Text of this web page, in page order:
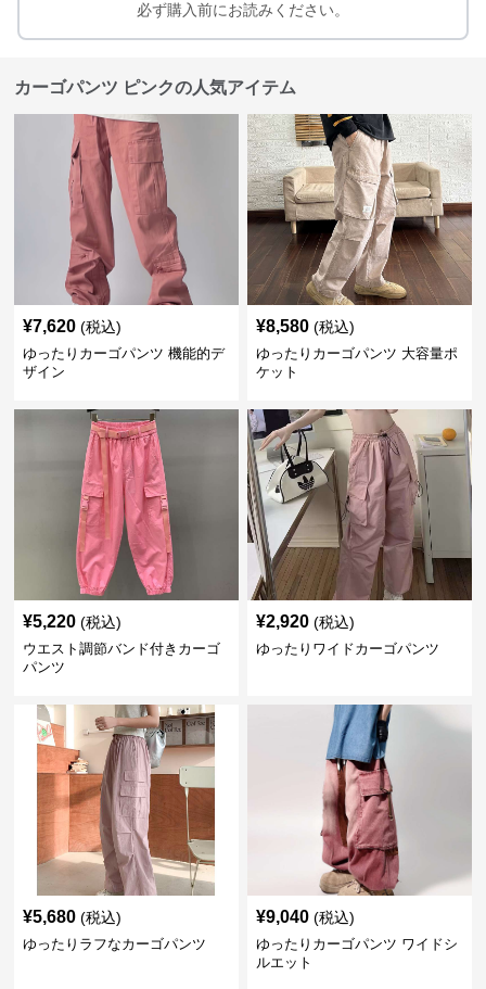
必ず購入前にお読みください。
カーゴパンツ ピンクの人気アイテム
¥7,620 (税込)
ゆったりカーゴパンツ 機能的デ
ザイン
¥8,580 (税込)
ゆったりカーゴパンツ 大容量ポ
ケット
¥5,220 (税込)
ウエスト調節バンド付きカーゴ
パンツ
¥2,920 (税込)
ゆったりワイドカーゴパンツ
¥5,680 (税込)
ゆったりラフなカーゴパンツ
¥9,040 (税込)
ゆったりカーゴパンツ ワイドシ
ルエット